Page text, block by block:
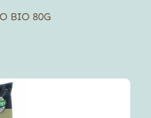
BIO 80G